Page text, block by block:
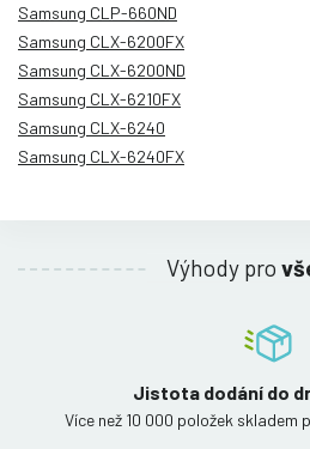
Samsung CLP-660ND
Samsung CLX-6200FX
Samsung CLX-6200ND
Samsung CLX-6210FX
Samsung CLX-6240
Samsung CLX-6240FX
Výhody pro
Jistota dodání do
Více než 10 000 položek skladem